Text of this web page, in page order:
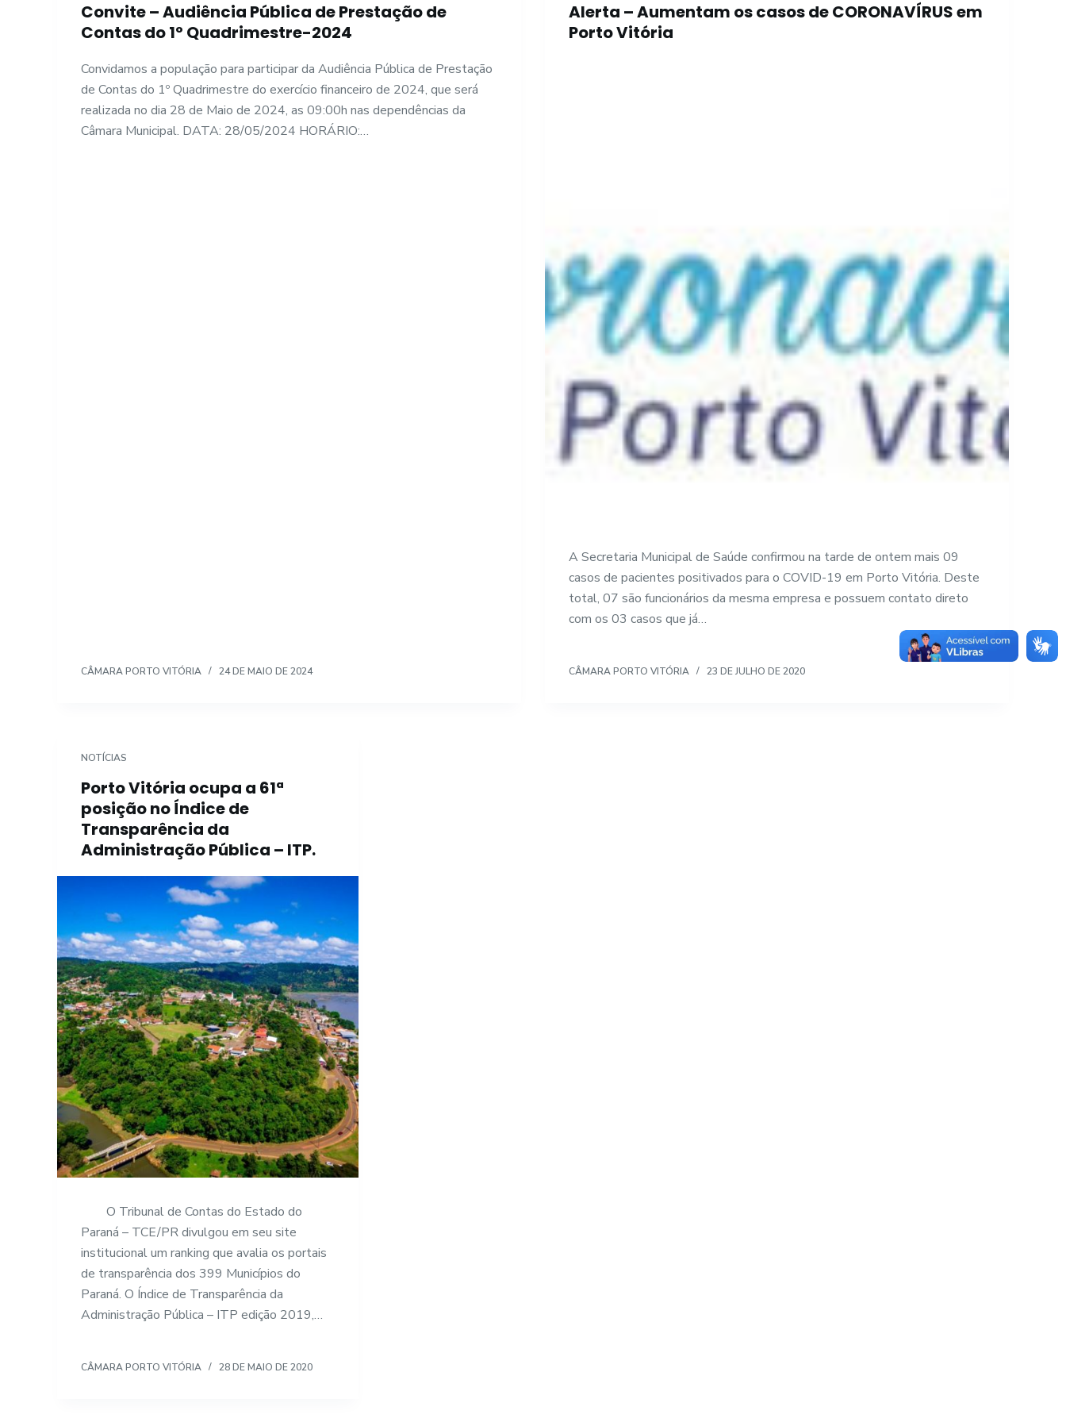
Convite – Audiência Pública de Prestação de
Contas do 1º Quadrimestre-2024
Convidamos a população para participar da Audiência Pública de Prestação
de Contas do 1º Quadrimestre do exercício financeiro de 2024, que será
realizada no dia 28 de Maio de 2024, as 09:00h nas dependências da
Câmara Municipal. DATA: 28/05/2024 HORÁRIO:…
CÂMARA PORTO VITÓRIA 24 DE MAIO DE 2024
Alerta – Aumentam os casos de CORONAVÍRUS em
Porto Vitória
A Secretaria Municipal de Saúde confirmou na tarde de ontem mais 09
casos de pacientes positivados para o COVID-19 em Porto Vitória. Deste
total, 07 são funcionários da mesma empresa e possuem contato direto
com os 03 casos que já…
CÂMARA PORTO VITÓRIA 23 DE JULHO DE 2020
NOTÍCIAS
Porto Vitória ocupa a 61ª
posição no Índice de
Transparência da
Administração Pública – ITP.
O Tribunal de Contas do Estado do
Paraná – TCE/PR divulgou em seu site
institucional um ranking que avalia os portais
de transparência dos 399 Municípios do
Paraná. O Índice de Transparência da
Administração Pública – ITP edição 2019,…
CÂMARA PORTO VITÓRIA 28 DE MAIO DE 2020